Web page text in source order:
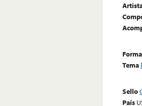
Tema
Sello
País